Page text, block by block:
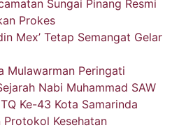
Sungai Pinang Resmi
Prokes
Mex’ Tetap Semangat Gelar
Mulawarman Peringati
Nabi Muhammad SAW
Ke-43 Kota Samarinda
Protokol Kesehatan